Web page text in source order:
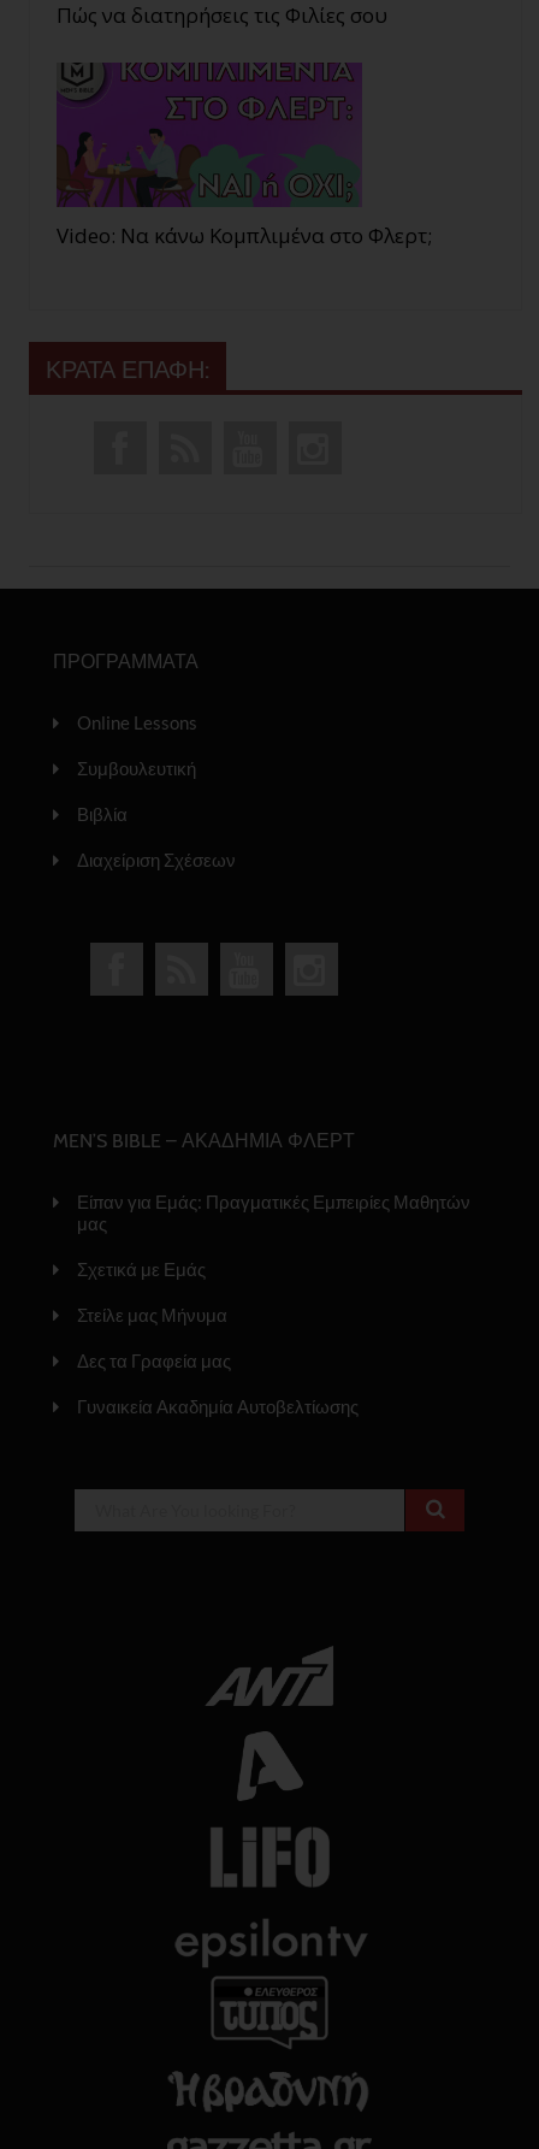
Πώς να διατηρήσεις τις Φιλίες σου
Video: Να κάνω Κομπλιμένα στο Φλερτ;
ΚΡΑΤΑ ΕΠΑΦΗ:
ΠΡΟΓΡΑΜΜΑΤΑ
Online Lessons
Συμβουλευτική
Βιβλία
Διαχείριση Σχέσεων
MEN’S BIBLE – ΑΚΑΔΗΜΙΑ ΦΛΕΡΤ
Είπαν για Εμάς: Πραγματικές Εμπειρίες Μαθητών
μας
Σχετικά με Εμάς
Στείλε μας Μήνυμα
Δες τα Γραφεία μας
Γυναικεία Ακαδημία Αυτοβελτίωσης